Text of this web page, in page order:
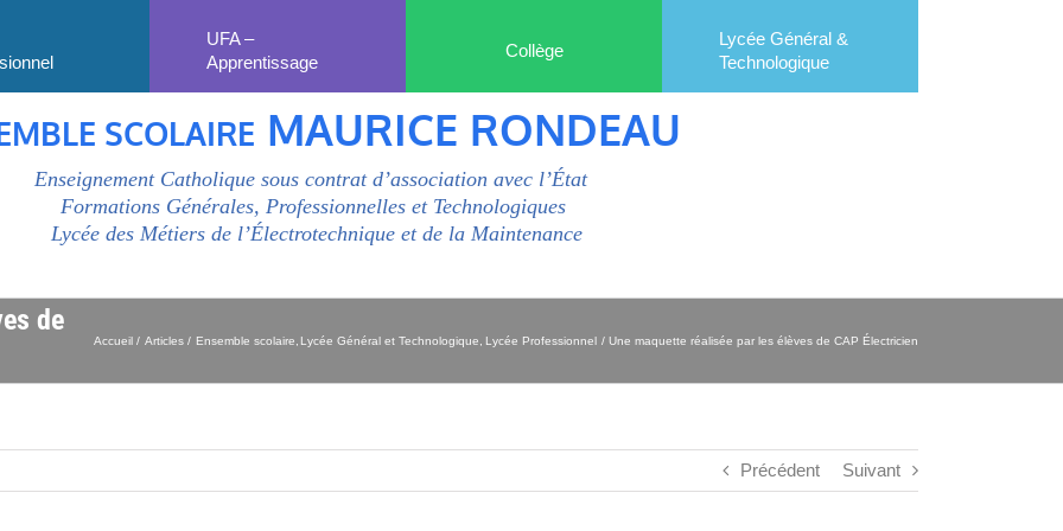
UFA –
Apprentissage
Collège
Lycée Général &
Technologique
SCOLAIRE MAURICE RONDEAU
Enseignement Catholique sous contrat d’association avec l’État
Formations Générales, Professionnelles et Technologiques
Lycée des Métiers de l’Électrotechnique et de la Maintenance
de
Accueil Articles Ensemble scolaire Lycée Général et Technologique Lycée Professionnel Une maquette réalisée par les élèves de CAP Électricien
Précédent Suivant